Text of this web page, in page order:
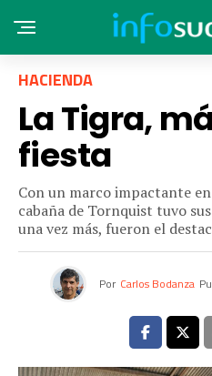
HACIENDA
La Tigra,
fiesta
Con un marco impactante
cabaña de Tornquist tuvo
una vez más, fueron el
Por Carlos Bodanza